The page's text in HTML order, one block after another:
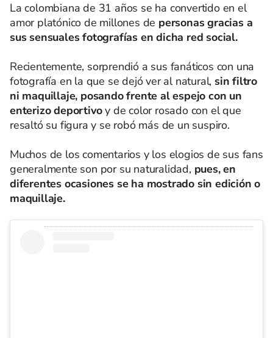
La colombiana de 31 años se ha convertido en el
amor platónico de millones de personas gracias a
sus sensuales fotografías en dicha red social.
Recientemente, sorprendió a sus fanáticos con una
fotografía en la que se dejó ver al natural, sin filtro
ni maquillaje, posando frente al espejo con un
enterizo deportivoy de color rosado con el que
resaltó su figura y se robó más de un suspiro.
Muchos de los comentarios y los elogios de sus fans
generalmente son por su naturalidad, pues, en
diferentes ocasiones se ha mostrado sin edición o
maquillaje.